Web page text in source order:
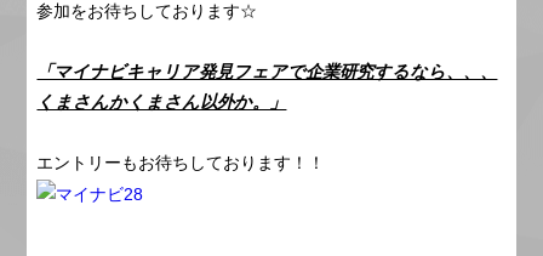
参加をお待ちしております☆
「マイナビキャリア発見フェアで企業研究するなら、、、
くまさんかくまさん以外か。」
エントリーもお待ちしております！！